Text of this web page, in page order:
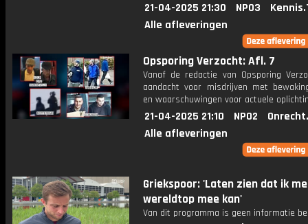
21-04-2025 21:30 NPO3
Alle afleveringen
Opsporing Verzocht: Afl. 7
Vanaf de redactie van Opsporing
aandacht voor misdrijven met
en waarschuwingen voor actuele
21-04-2025 21:10 NPO2
Alle afleveringen
Griekspoor: 'Laten zien dat ik
wereldtop mee kan'
Van dit programma is geen informatie